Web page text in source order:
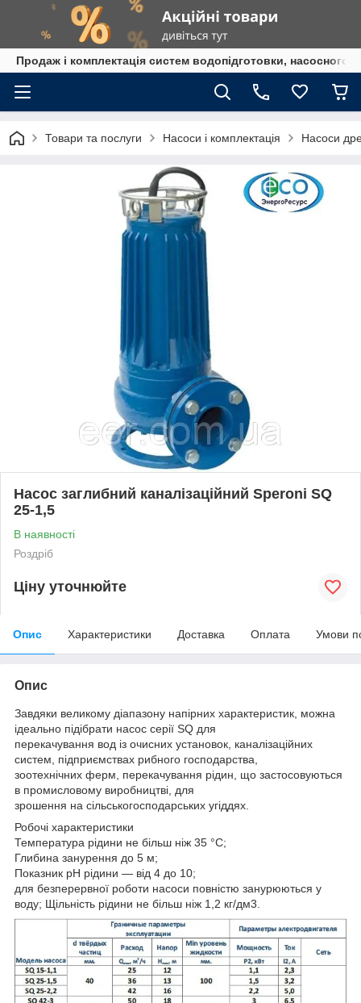
Продаж і комплектація систем водопідготовки, насосного
Товари та послуги Насоси і комплектація Насоси
Насос заглибний каналізаційний Speroni SQ
25-1,5
В наявності
Роздріб
Ціну уточнюйте
Опис Характеристики Доставка Оплата Умови
Опис
Завдяки великому діапазону напірних характеристик, можна
ідеально підібрати насос серії SQ для
перекачування вод із очисних установок, каналізаційних
систем, підприємствах рибного господарства,
зоотехнічних ферм, перекачування рідин, що застосовуються
в промисловому виробництві, для
зрошення на сільськогосподарських угіддях.
Робочі характеристики
Температура рідини не більш ніж 35 °C;
Глибина занурення до 5 м;
Показник pH рідини — від 4 до 10;
для безперервної роботи насоси повністю занурюються у
воду; Щільність рідини не більш ніж 1,2 кг/дм3.